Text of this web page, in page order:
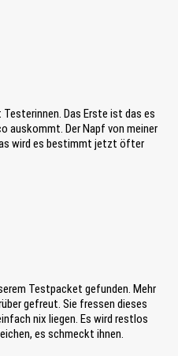
Das Erste ist das es
auskommt. Der Napf von meiner
wird es bestimmt jetzt öfter
Testpacket gefunden. Mehr
gefreut. Sie fressen dieses
nix liegen. Es wird restlos
es schmeckt ihnen.